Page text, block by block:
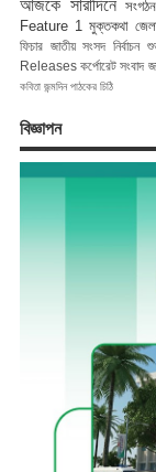
আজকে সারাদিনে
Feature 1 মুক্তকথা
ফিচার জাতীয় সংসদ নির্বাচন
Releases কর্পোরেট সংবাদ
কবিতা জন্মদিন পাঠকের চিঠি
বিজ্ঞাপন